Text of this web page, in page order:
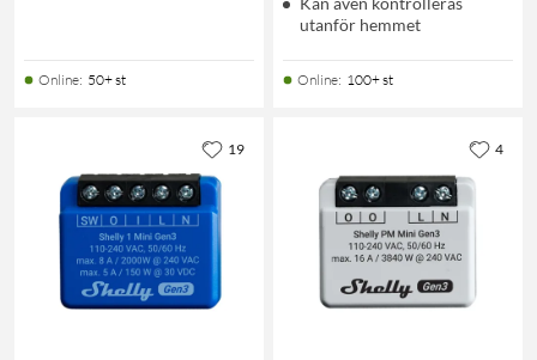
Online: 50+ st
utanför hemmet
Online: 100+ st
19 4